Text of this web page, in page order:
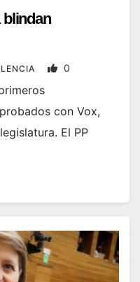
blindan
0
con Vox,
El PP